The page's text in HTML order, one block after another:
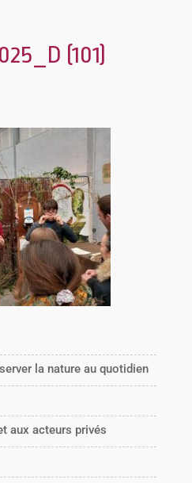
(101)
la nature au quotidien
aux acteurs privés